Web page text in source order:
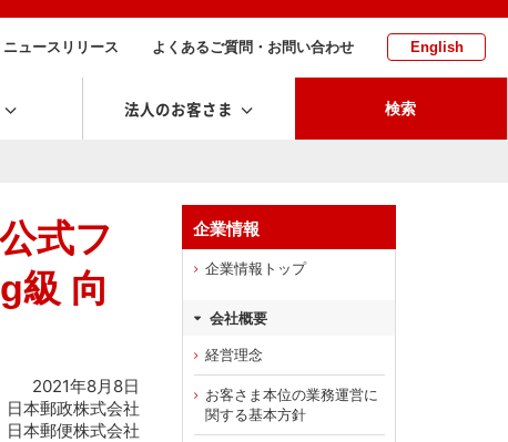
ニュースリリース よくあるご質問・お問い合わせ English
法人のお客さま 検索
式フ
級 向
2021年8月8日
日本郵政株式会社
日本郵便株式会社
企業情報
企業情報トップ
会社概要
経営理念
お客さま本位の業務運営に
関する基本方針